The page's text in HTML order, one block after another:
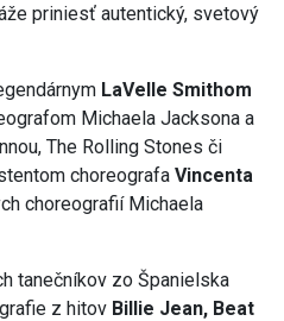
priniesť autentický, svetový
LaVelle Smithom
Michaela Jacksona a
The Rolling Stones či
choreografa Vincenta
choreografií Michaela
tanečníkov zo Španielska
z hitov Billie Jean, Beat